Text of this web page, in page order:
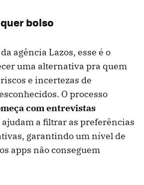
bolso
agência Lazos, esse é o
uma alternativa pra quem
e incertezas de
O processo
com entrevistas
ajudam a filtrar as preferências
garantindo um nível de
apps não conseguem